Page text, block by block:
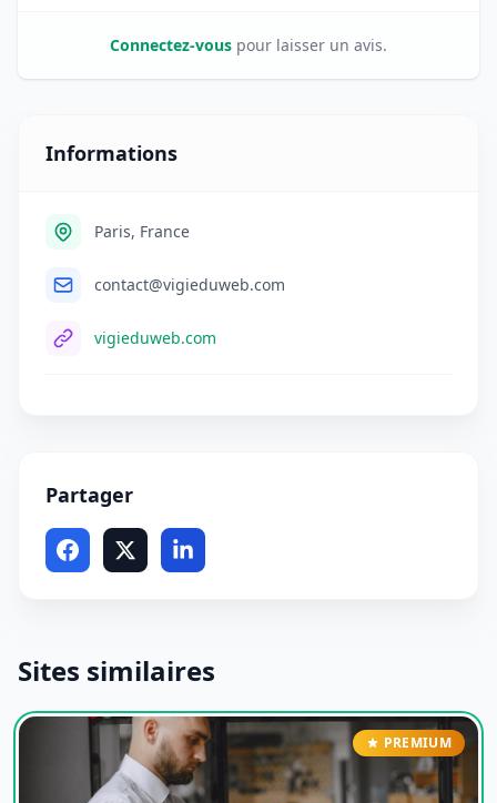
Connectez-vous pour laisser un avis.
Informations
Paris, France
contact@vigieduweb.com
vigieduweb.com
Partager
Sites similaires
PREMIUM